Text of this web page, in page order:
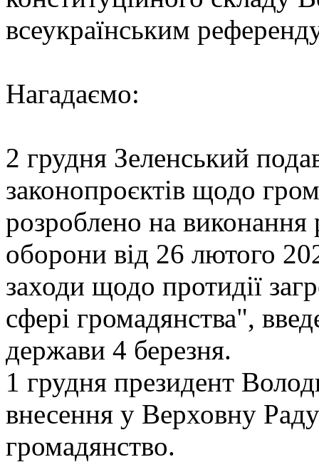
всеукраїнським
Нагадаємо:
2 грудня Зеленський
законопроєктів щодо
розроблено на
оборони від 26 лютого
заходи щодо протидії
сфері громадянства",
держави 4 березня.
1 грудня президент
внесення у Верховну
громадянство.